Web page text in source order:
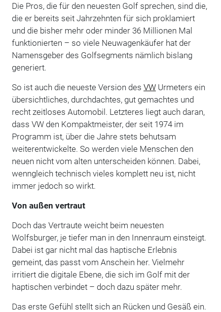
Die Pros, die für den neuesten Golf sprechen, sind die,
die er bereits seit Jahrzehnten für sich proklamiert
und die bisher mehr oder minder 36 Millionen Mal
funktionierten – so viele Neuwagenkäufer hat der
Namensgeber des Golfsegments nämlich bislang
generiert.
So ist auch die neueste Version des VWUrmeters ein
übersichtliches, durchdachtes, gut gemachtes und
recht zeitloses Automobil. Letzteres liegt auch daran,
dass VW den Kompaktmeister, der seit 1974 im
Programm ist, über die Jahre stets behutsam
weiterentwickelte. So werden viele Menschen den
neuen nicht vom alten unterscheiden können. Dabei,
wenngleich technisch vieles komplett neu ist, nicht
immer jedoch so wirkt.
Von außen vertraut
Doch das Vertraute weicht beim neuesten
Wolfsburger, je tiefer man in den Innenraum einsteigt.
Dabei ist gar nicht mal das haptische Erlebnis
gemeint, das passt vom Anschein her. Vielmehr
irritiert die digitale Ebene, die sich im Golf mit der
haptischen verbindet – doch dazu später mehr.
Das erste Gefühl stellt sich an Rücken und Gesäß ein.